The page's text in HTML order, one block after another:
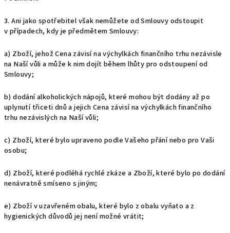
3. Ani jako spotřebitel však nemůžete od Smlouvy odstoupit
v případech, kdy je předmětem Smlouvy:
a) Zboží, jehož Cena závisí na výchylkách finančního trhu nezávisle
na Naší vůli a může k nim dojít během lhůty pro odstoupení od
Smlouvy;
b) dodání alkoholických nápojů, které mohou být dodány až po
uplynutí třiceti dnů a jejich Cena závisí na výchylkách finančního
trhu nezávislých na Naší vůli;
c) Zboží, které bylo upraveno podle Vašeho přání nebo pro Vaši
osobu;
d) Zboží, které podléhá rychlé zkáze a Zboží, které bylo po dodání
nenávratně smíseno s jiným;
e) Zboží v uzavřeném obalu, které bylo z obalu vyňato a z
hygienických důvodů jej není možné vrátit;